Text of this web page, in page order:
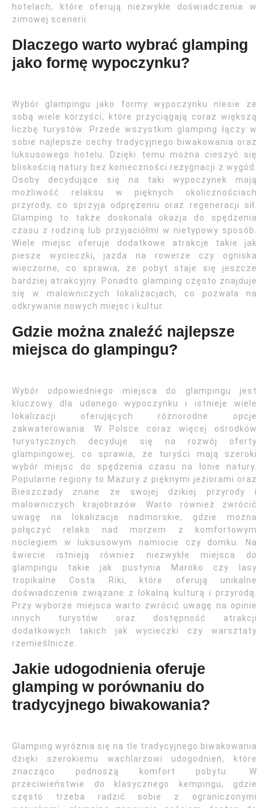
hotelach, które oferują niezwykłe doświadczenia w
zimowej scenerii.
Dlaczego warto wybrać glamping
jako formę wypoczynku?
Wybór glampingu jako formy wypoczynku niesie ze
sobą wiele korzyści, które przyciągają coraz większą
liczbę turystów. Przede wszystkim glamping łączy w
sobie najlepsze cechy tradycyjnego biwakowania oraz
luksusowego hotelu. Dzięki temu można cieszyć się
bliskością natury bez konieczności rezygnacji z wygód.
Osoby decydujące się na taki wypoczynek mają
możliwość relaksu w pięknych okolicznościach
przyrody, co sprzyja odprężeniu oraz regeneracji sił.
Glamping to także doskonała okazja do spędzenia
czasu z rodziną lub przyjaciółmi w nietypowy sposób.
Wiele miejsc oferuje dodatkowe atrakcje takie jak
piesze wycieczki, jazda na rowerze czy ogniska
wieczorne, co sprawia, że pobyt staje się jeszcze
bardziej atrakcyjny. Ponadto glamping często znajduje
się w malowniczych lokalizacjach, co pozwala na
odkrywanie nowych miejsc i kultur.
Gdzie można znaleźć najlepsze
miejsca do glampingu?
Wybór odpowiedniego miejsca do glampingu jest
kluczowy dla udanego wypoczynku i istnieje wiele
lokalizacji oferujących różnorodne opcje
zakwaterowania. W Polsce coraz więcej ośrodków
turystycznych decyduje się na rozwój oferty
glampingowej, co sprawia, że turyści mają szeroki
wybór miejsc do spędzenia czasu na łonie natury.
Popularne regiony to Mazury z pięknymi jeziorami oraz
Bieszczady znane ze swojej dzikiej przyrody i
malowniczych krajobrazów. Warto również zwrócić
uwagę na lokalizacje nadmorskie, gdzie można
połączyć relaks nad morzem z komfortowym
noclegiem w luksusowym namiocie czy domku. Na
świecie istnieją również niezwykłe miejsca do
glampingu takie jak pustynia Maroko czy lasy
tropikalne Costa Riki, które oferują unikalne
doświadczenia związane z lokalną kulturą i przyrodą.
Przy wyborze miejsca warto zwrócić uwagę na opinie
innych turystów oraz dostępność atrakcji
dodatkowych takich jak wycieczki czy warsztaty
rzemieślnicze.
Jakie udogodnienia oferuje
glamping w porównaniu do
tradycyjnego biwakowania?
Glamping wyróżnia się na tle tradycyjnego biwakowania
dzięki szerokiemu wachlarzowi udogodnień, które
znacząco podnoszą komfort pobytu. W
przeciwieństwie do klasycznego kempingu, gdzie
często trzeba radzić sobie z ograniczonymi